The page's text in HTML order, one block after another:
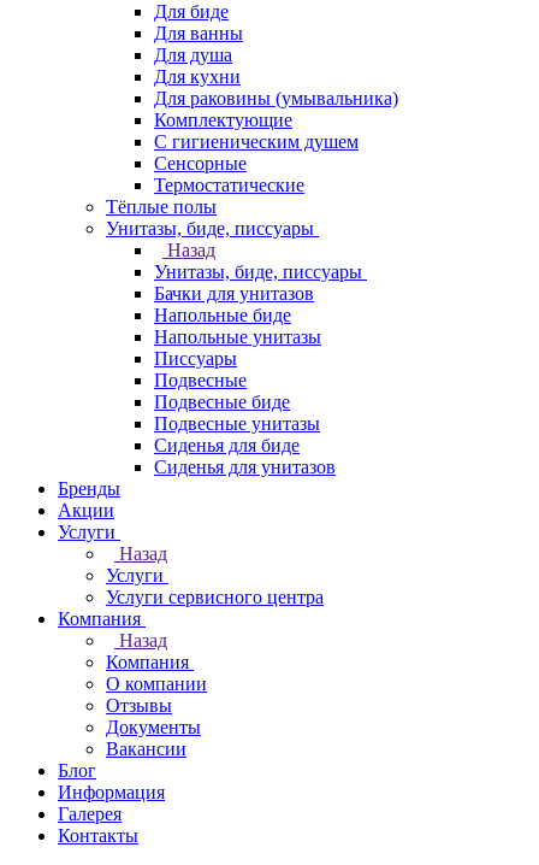
Для биде
Для ванны
Для душа
Для кухни
Для раковины (умывальника)
Комплектующие
С гигиеническим душем
Сенсорные
Термостатические
Тёплые полы
Унитазы, биде, писсуары
Назад
Унитазы, биде, писсуары
Бачки для унитазов
Напольные биде
Напольные унитазы
Писсуары
Подвесные
Подвесные биде
Подвесные унитазы
Сиденья для биде
Сиденья для унитазов
Бренды
Акции
Услуги
Назад
Услуги
Услуги сервисного центра
Компания
Назад
Компания
О компании
Отзывы
Документы
Вакансии
Блог
Информация
Галерея
Контакты